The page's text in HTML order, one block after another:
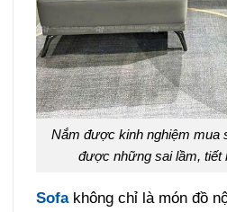
Nắm được kinh nghiệm mua
được những sai lầm, tiết
Sofakhông chỉ là món đồ